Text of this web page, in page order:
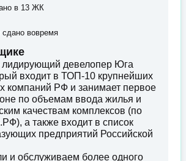
в 13 ЖК
вовремя
девелопер Юга
входит в ТОП-10 крупнейших
компаний РФ и занимает первое
по объемам ввода жилья и
качествам комплексов (по
а также входит в список
предприятий Российской
и обслуживаем более одного